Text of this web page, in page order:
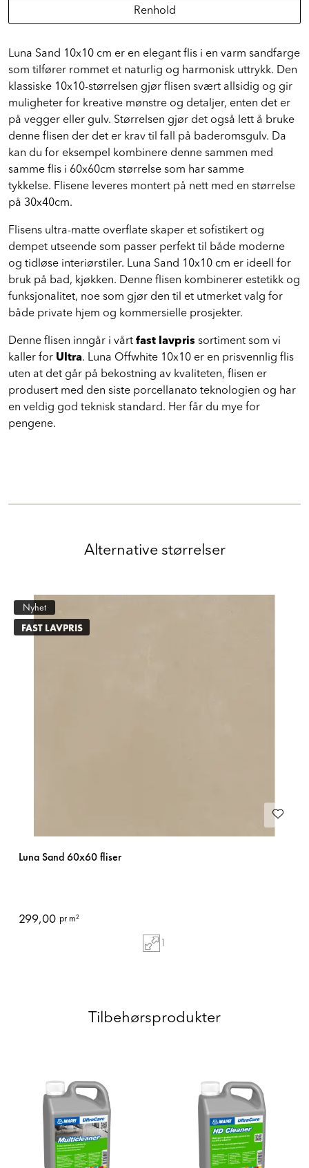
Renhold
Luna Sand 10x10 cm er en elegant flis i en varm sandfarge
som tilfører rommet et naturlig og harmonisk uttrykk. Den
klassiske 10x10-størrelsen gjør flisen svært allsidig og gir
muligheter for kreative mønstre og detaljer, enten det er
på vegger eller gulv. Størrelsen gjør det også lett å bruke
denne flisen der det er krav til fall på baderomsgulv. Da
kan du for eksempel kombinere denne sammen med
samme flis i 60x60cm størrelse som har samme
tykkelse. Flisene leveres montert på nett med en størrelse
på 30x40cm.
Flisens ultra-matte overflate skaper et sofistikert og
dempet utseende som passer perfekt til både moderne
og tidløse interiørstiler. Luna Sand 10x10 cm er ideell for
bruk på bad, kjøkken. Denne flisen kombinerer estetikk og
funksjonalitet, noe som gjør den til et utmerket valg for
både private hjem og kommersielle prosjekter.
Denne flisen inngår i vårt fast lavpris sortiment som vi
kaller for Ultra. Luna Offwhite 10x10 er en prisvennlig flis
uten at det går på bekostning av kvaliteten, flisen er
produsert med den siste porcellanato teknologien og har
en veldig god teknisk standard. Her får du mye for
pengene.
Alternative størrelser
Nyhet
FAST LAVPRIS
Luna Sand 60x60 fliser
299,00 pr m²
1
Tilbehørsprodukter